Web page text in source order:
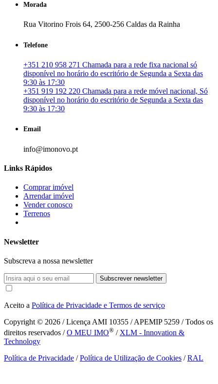
Morada
Rua Vitorino Frois 64, 2500-256 Caldas da Rainha
Telefone
+351 210 958 271 Chamada para a rede fixa nacional só
disponível no horário do escritório de Segunda a Sexta das
9:30 às 17:30
+351 919 192 220 Chamada para a rede móvel nacional, Só
disponível no horário do escritório de Segunda a Sexta das
9:30 às 17:30
Email
info@imonovo.pt
Links Rápidos
Comprar imóvel
Arrendar imóvel
Vender conosco
Terrenos
Newsletter
Subscreva a nossa newsletter
Subscrever newsletter
Aceito a Política de Privacidade e Termos de serviço
Copyright © 2026 / Licença AMI 10355 / APEMIP 5259 / Todos os
direitos reservados /O MEU IMO® / XLM - Innovation &
Technology
Política de Privacidade /Política de Utilização de Cookies /RAL